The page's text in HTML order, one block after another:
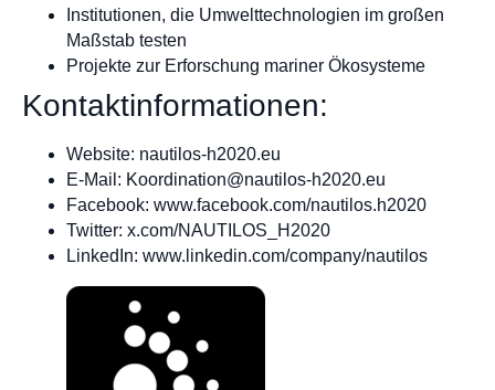
Institutionen, die Umwelttechnologien im großen
Maßstab testen
Projekte zur Erforschung mariner Ökosysteme
Kontaktinformationen:
Website: nautilos-h2020.eu
E-Mail: Koordination@nautilos-h2020.eu
Facebook: www.facebook.com/nautilos.h2020
Twitter: x.com/NAUTILOS_H2020
LinkedIn: www.linkedin.com/company/nautilos